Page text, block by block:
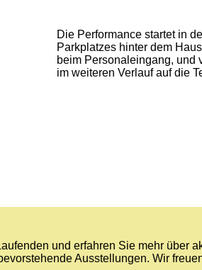
Die Performance startet in
Parkplatzes hinter dem
beim Personaleingang, und
im weiteren Verlauf auf die
und erfahren Sie mehr über
Ausstellungen. Wir